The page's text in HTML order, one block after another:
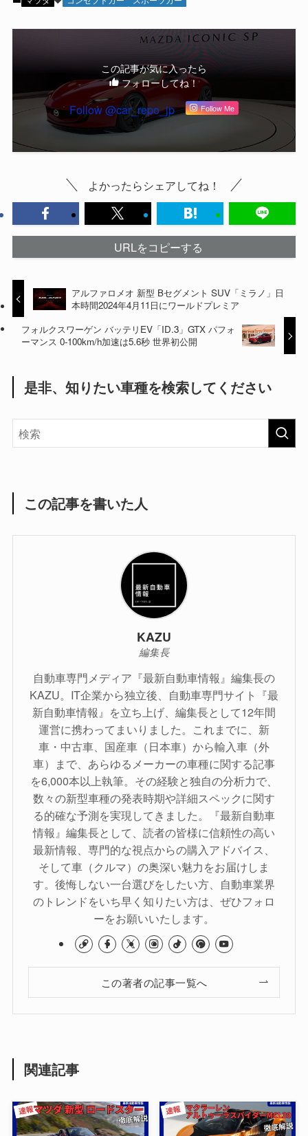
この記事が気に入ったら
フォローしてね！
Follow @car_repo_jp Follow Me
よかったらシェアしてね！
URLをコピーする
アルファロメオ 新型 Bセグメント SUV「ミラノ」日
本時間2024年4月11日にワールドプレミア
フォルクスワーゲン バッテリEV「ID.3」GTX パフォ
ーマンス 0-100km/h加速は5.6秒 世界初公開
是非、知りたい車種を検索してください
この記事を書いた人
KAZU
編集長
自動車専門メディア『最新自動車情報』編集長の
KAZU。IT企業から独立後、自動車専門サイト『最
新自動車情報』を立ち上げ、編集長として12年間
運営に携わってまいりました。これまでに、新
車・中古車、国産車（日本車）から輸入車（外
車）まで、あらゆるメーカーの車種に関する記事
を6,000本以上執筆。その経験と独自の分析力で、
数々の新型車種の発表時期や詳細スペックに関す
る的確な予測を実現してきました。『最新自動車
情報』編集長として、読者の皆様に信頼性の高い
最新情報、専門的な視点からの購入アドバイス、
そして車（クルマ）の奥深い魅力をお届けしま
す。後悔しない一台選びをしたい方、自動車業界
のトレンドをいち早く知りたい方は、ぜひフォロ
ーをお願いいたします。
この著者の記事一覧へ
関連記事